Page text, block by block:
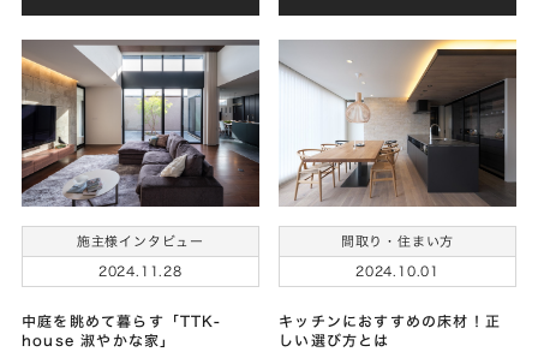
施主様インタビュー
2024.11.28
中庭を眺めて暮らす「TTK-
house 淑やかな家」
間取り・住まい方
2024.10.01
キッチンにおすすめの床材！正
しい選び方とは